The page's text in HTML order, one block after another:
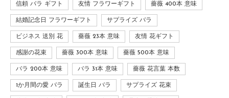
信頼 バラ ギフト 友情 フラワーギフト 薔薇 400本 意味
結婚記念日 フラワーギフト サプライズ バラ
ビジネス 送別 花 薔薇 23本 意味 友情 花ギフト
感謝の花束 薔薇 300本 意味 薔薇 500本 意味
バラ 200本 意味 バラ 31本 意味 薔薇 花言葉 本数
1か月間の愛 バラ 誕生日 バラ サプライズ 花束